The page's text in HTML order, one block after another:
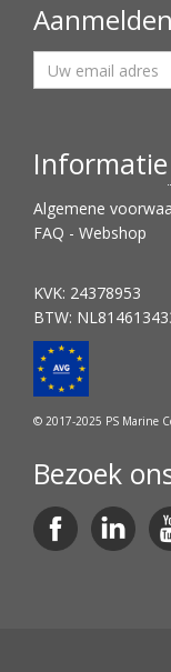
Informatie
Algemene
FAQ - Webshop
KVK: 24378953
BTW:
© 2017-2025 PS Marine
Bezoek